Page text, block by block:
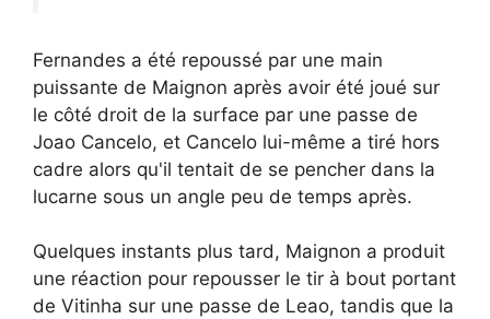
Fernandes a été repoussé par une main
puissante de Maignon après avoir été joué sur
le côté droit de la surface par une passe de
Joao Cancelo, et Cancelo lui-même a tiré hors
cadre alors qu'il tentait de se pencher dans la
lucarne sous un angle peu de temps après.
Quelques instants plus tard, Maignon a produit
une réaction pour repousser le tir à bout portant
de Vitinha sur une passe de Leao, tandis que la